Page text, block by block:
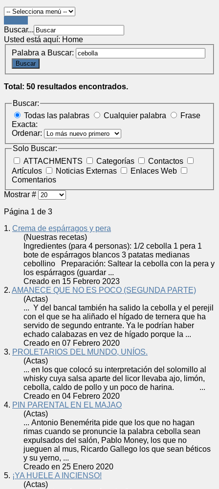
Buscar...
Usted está aquí: Home
Palabra a Buscar:
Buscar
Total: 50 resultados encontrados.
Buscar:
Todas las palabras
Cualquier palabra
Frase
Exacta:
Ordenar:
Solo Buscar:
ATTACHMENTS
Categorías
Contactos
Artículos
Noticias Externas
Enlaces Web
Comentarios
Mostrar #
Página 1 de 3
1. Crema de espárragos y pera
(Nuestras recetas)
Ingredientes (para 4 personas): 1/2 cebolla 1 pera 1
bote de espárragos blancos 3 patatas medianas
cebollino Preparación: Saltear la cebolla con la pera y
los espárragos (guardar ...
Creado en 15 Febrero 2023
2. AMANECE QUE NO ES POCO (SEGUNDA PARTE)
(Actas)
... Y del bancal también ha salido la cebolla y el perejil
con el que se ha aliñado el hígado de ternera que ha
servido de segundo entrante. Ya le podrían haber
echado calabazas en vez de hígado porque la ...
Creado en 07 Febrero 2020
3. PROLETARIOS DEL MUNDO, UNÍOS.
(Actas)
... en los que colocó su interpretación del solomillo al
whisky cuya salsa aparte del licor llevaba ajo, limón,
cebolla, caldo de pollo y un poco de harina. ...
Creado en 04 Febrero 2020
4. PIN PARENTAL EN EL MAJAO
(Actas)
... Antonio Benemérita pide que los que no hagan
rimas cuando se pronuncie la palabra cebolla sean
expulsados del salón, Pablo Money, los que no
jueguen al mus, Ricardo Gallego los que sean béticos
y su yerno, ...
Creado en 25 Enero 2020
5. ¡YA HUELE A INCIENSO!
(Actas)